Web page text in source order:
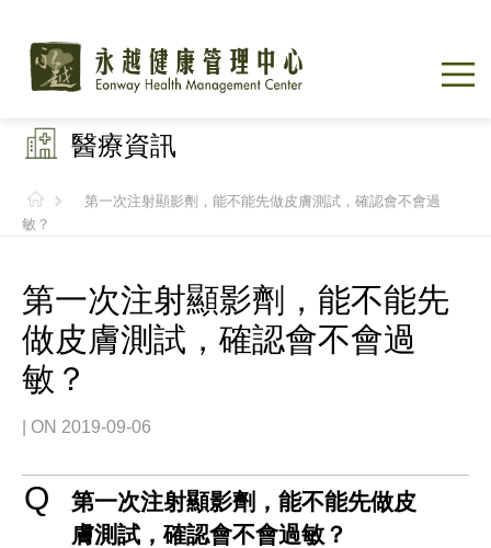
醫療資訊
第一次注射顯影劑，能不能先做皮膚測試，確認會不會過
敏？
第一次注射顯影劑，能不能先
做皮膚測試，確認會不會過
敏？
| ON 2019-09-06
Q
第一次注射顯影劑，能不能先做皮
膚測試，確認會不會過敏？